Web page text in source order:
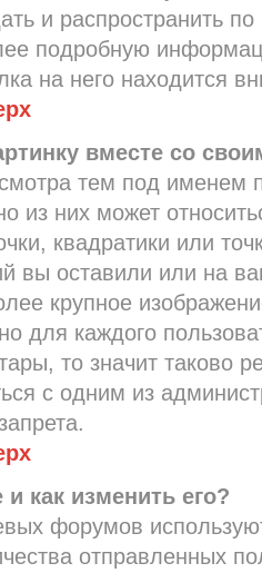
и распространить
подробную
на него находится
вместе со
тем под именем
из них может
квадратики или
вы оставили или на
крупное
для каждого
то значит таково
с одним из
и как изменить его?
форумов
отправленных